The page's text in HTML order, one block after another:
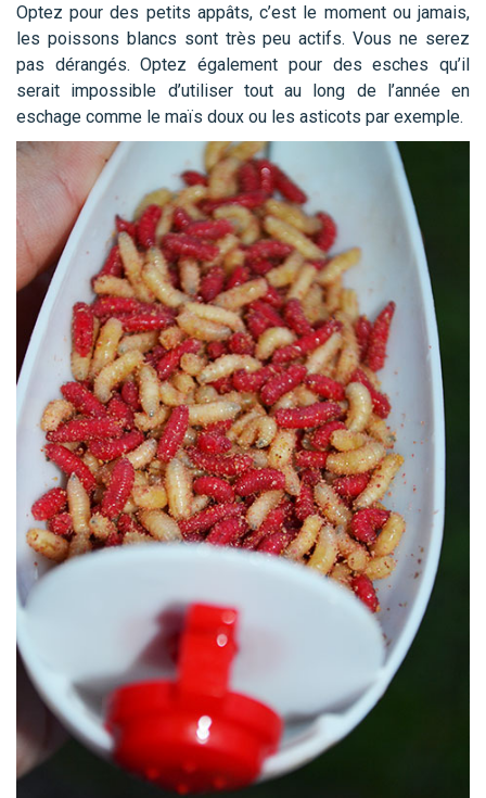
Optez pour des petits appâts, c’est le moment ou jamais,
les poissons blancs sont très peu actifs. Vous ne serez
pas dérangés. Optez également pour des esches qu’il
serait impossible d’utiliser tout au long de l’année en
eschage comme le maïs doux ou les asticots par exemple.